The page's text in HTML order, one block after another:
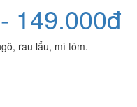
149.000đ
rau lẩu, mì tôm.